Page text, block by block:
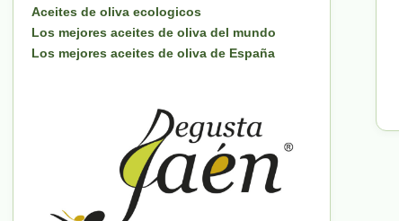
Aceites de oliva ecologicos
Los mejores aceites de oliva del mundo
Los mejores aceites de oliva de España